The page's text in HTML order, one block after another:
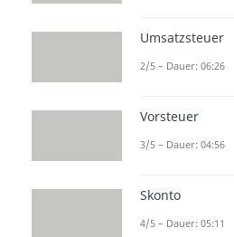
Umsatzsteuer
2/5 – Dauer: 06:26
Vorsteuer
3/5 – Dauer: 04:56
Skonto
4/5 – Dauer: 05:11